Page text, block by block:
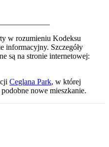
w rozumieniu Kodeksu
informacyjny. Szczegóły
są na stronie internetowej:
Ceglana Park, w której
podobne nowe mieszkanie.